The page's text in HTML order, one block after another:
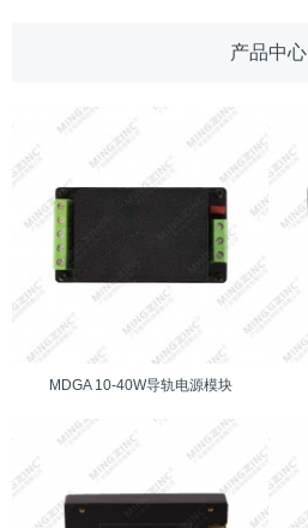
产品中心
MDGA 10-40W导轨电源模块